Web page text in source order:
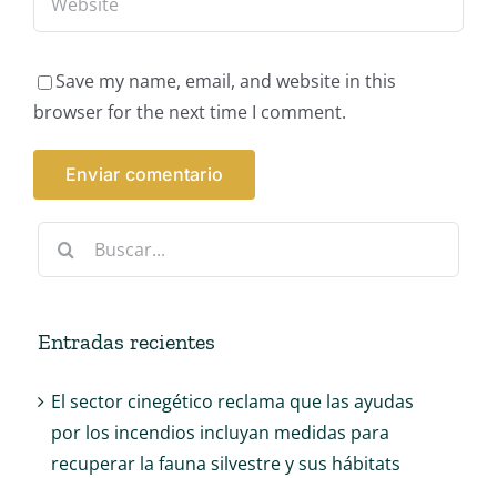
Save my name, email, and website in this
browser for the next time I comment.
Buscar:
Entradas recientes
El sector cinegético reclama que las ayudas
por los incendios incluyan medidas para
recuperar la fauna silvestre y sus hábitats